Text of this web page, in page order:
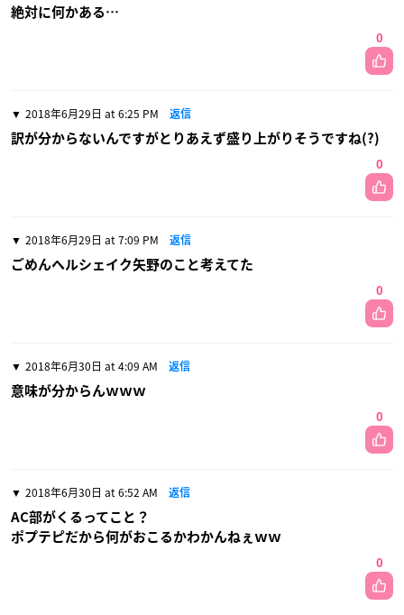
絶対に何かある…
0
2018年6月29日 at 6:25 PM 返信
訳が分からないんですがとりあえず盛り上がりそうですね(?)
0
2018年6月29日 at 7:09 PM 返信
ごめんヘルシェイク矢野のこと考えてた
0
2018年6月30日 at 4:09 AM 返信
意味が分からんｗｗｗ
0
2018年6月30日 at 6:52 AM 返信
AC部がくるってこと？
ポプテピだから何がおこるかわかんねぇｗｗ
0